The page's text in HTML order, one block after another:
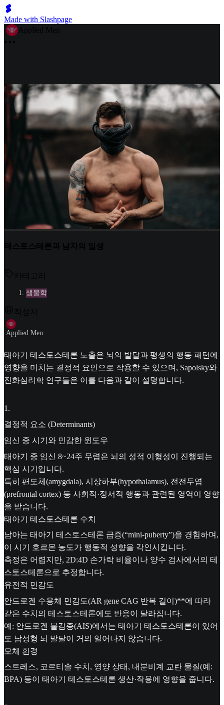
Made with Slashpage
Applied Men
테스토스테론과 남자의 일생
카테고리
생물학
작성자
Applied Men
태아기 테스토스테론 노출은 뇌의 발달과 평생의 행동 패턴에
영향을 미치는 결정적 요인으로 작용할 수 있으며, Sapolsky와
진화심리학 연구들은 이를 다음과 같이 설명합니다.
1 .
결정적 요소 (Determinants)
임신 중 시기와 민감한 윈도우
태아기 중 임신 8~24주 무렵은 뇌의 성적 이형성이 진행되는
핵심 시기입니다.
특히 편도체(amygdala), 시상하부(hypothalamus), 전전두엽
(prefrontal cortex) 등 사회적·정서적 행동과 관련된 영역이 영향
을 받습니다.
태아기 테스토스테론 수치
남아는 태아기 테스토스테론 급증(“mini-puberty”)을 경험하며,
이 시기 호르몬 농도가 행동적 성향을 각인시킵니다.
측정은 어렵지만, 2D:4D 손가락 비율이나 양수 검사에서의 테
스토스테론으로 추정합니다.
유전적 민감도
안드로겐 수용체 민감도(AR gene CAG 반복 길이)**에 따라
같은 수치의 테스토스테론에도 반응이 달라집니다.
예: 안드로겐 불감증(AIS)에서는 태아기 테스토스테론이 있어
도 남성형 뇌 발달이 거의 일어나지 않습니다.
모체 환경
스트레스, 코르티솔 수치, 영양 상태, 내분비계 교란 물질(예:
BPA) 등이 태아기 테스토스테론 생산·작용에 영향을 줍니다.